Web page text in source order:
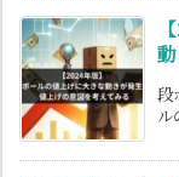
段
ル